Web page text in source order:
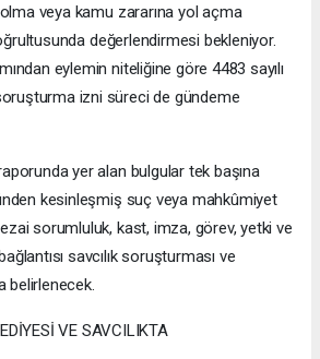
veya kamu zararına yol açma
değerlendirmesi bekleniyor.
eylemin niteliğine göre 4483 sayılı
izni süreci de gündeme
yer alan bulgular tek başına
kesinleşmiş suç veya mahkûmiyet
sorumluluk, kast, imza, görev, yetki ve
savcılık soruşturması ve
belirlenecek.
VE SAVCILIKTA